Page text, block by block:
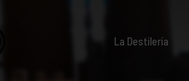
La Destilería